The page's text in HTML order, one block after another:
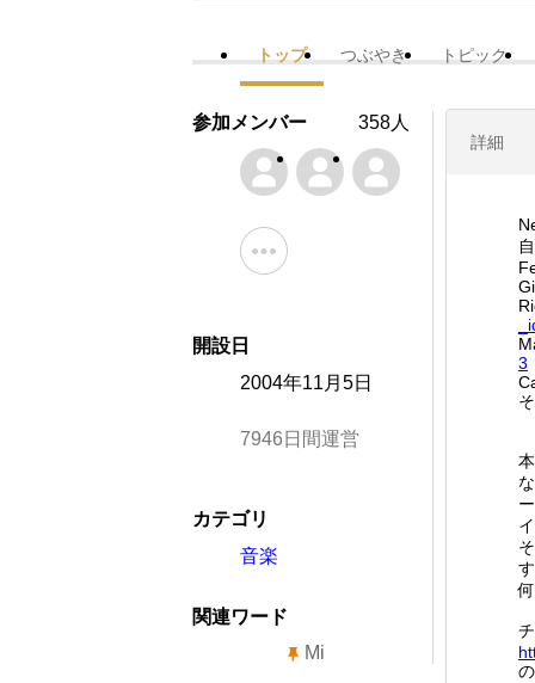
トップ つぶやき トピック
詳細
3
参加メンバー 358人
開設日
2004年11月5日
7946日間運営
カテゴリ
音楽
関連ワード
Mi